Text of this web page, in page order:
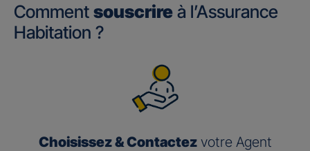
Comment souscrire à l’Assurance
Habitation ?
Choisissez & Contactezvotre Agent